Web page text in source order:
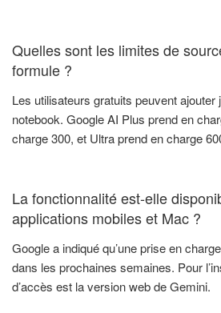
Quelles sont les limites de
formule ?
Les utilisateurs gratuits peuvent ajouter
notebook. Google AI Plus prend en
charge 300, et Ultra prend en charge
La fonctionnalité est-elle
applications mobiles et Mac ?
Google a indiqué qu’une prise en
dans les prochaines semaines. Pour
d’accès est la version web de Gemini.